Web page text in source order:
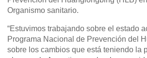
Organismo sanitario.
“Estuvimos trabajando sobre el estado
Programa Nacional de Prevención del
sobre los cambios que está teniendo la